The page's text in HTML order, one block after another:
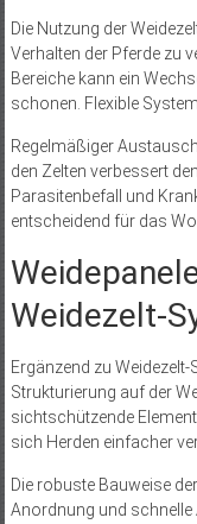
Die Nutzung der
Verhalten der Pferde zu
Bereiche kann ein
schonen. Flexible
Regelmäßiger
den Zelten verbessert
Parasitenbefall und
entscheidend für das
Weidezelt-
Ergänzend zu
Strukturierung auf der
sichtschützende
sich Herden einfacher
Die robuste Bauweise
Anordnung und schnelle